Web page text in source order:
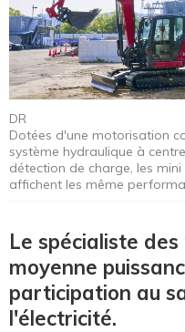
DR
Dotées d'une motorisation
système hydraulique à
détection de charge, les
affichent les même
Le spécialiste
moyenne
participation au
l'électricité.